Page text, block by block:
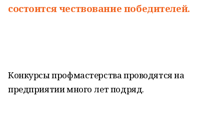
состоится чествование победителей.
Конкурсы профмастерства проводятся на
предприятии много лет подряд.